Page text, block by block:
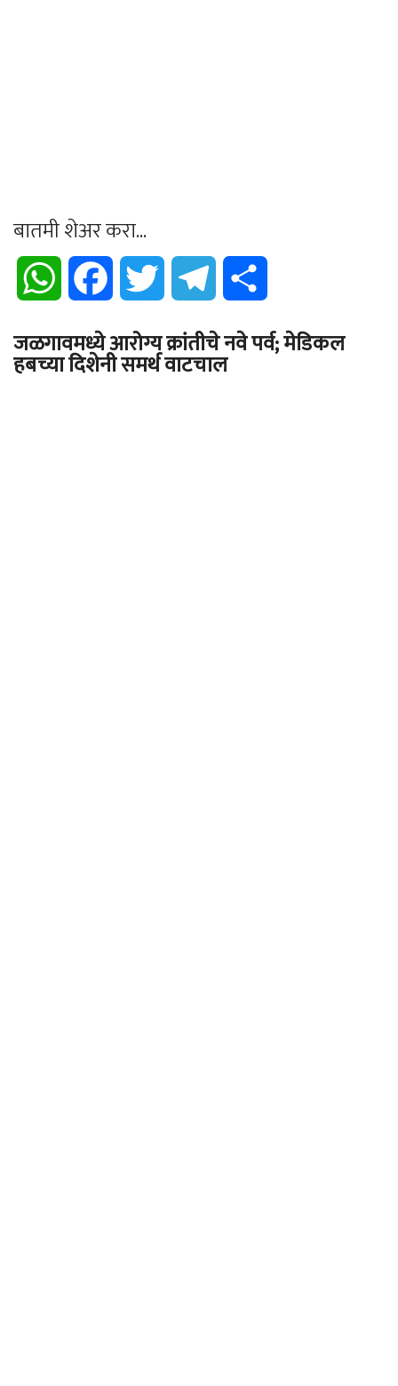
बातमी शेअर करा...
WhatsApp Facebook Twitter Telegram
जळगावमध्ये आरोग्य क्रांतीचे नवे पर्व; मेडिकल
हबच्या दिशेनी समर्थ वाटचाल